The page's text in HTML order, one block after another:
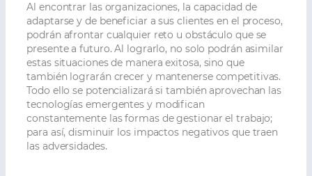
Al encontrar las organizaciones, la capacidad de
adaptarse y de beneficiar a sus clientes en el proceso,
podrán afrontar cualquier reto u obstáculo que se
presente a futuro. Al lograrlo, no solo podrán asimilar
estas situaciones de manera exitosa, sino que
también lograrán crecer y mantenerse competitivas.
Todo ello se potencializará si también aprovechan las
tecnologías emergentes y modifican
constantemente las formas de gestionar el trabajo;
para así, disminuir los impactos negativos que traen
las adversidades.